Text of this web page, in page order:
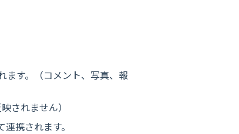
ます。（コメント、写真、報
されません）
携されます。